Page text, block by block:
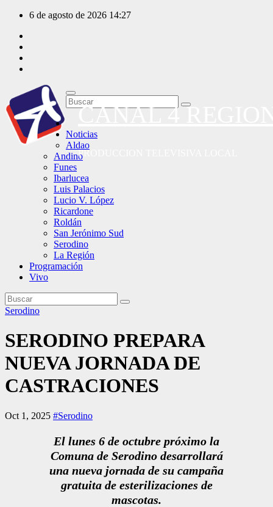
Saltar
contenido
6 de agosto de 2026 14:27
CANAL 4
PRODUCCION TELEVISIVA LOCAL
Noticias
Aldao
Andino
Funes
Ibarlucea
Luis Palacios
Lucio V. López
Ricardone
Roldán
San Jerónimo Sud
Serodino
La Región
Programación
Vivo
Serodino
SERODINO PREPARA
NUEVA JORNADA DE
CASTRACIONES
Oct 1, 2025 #Serodino
El lunes 6 de octubre próximo la
Comuna de Serodino desarrollará
una nueva jornada de su campaña
gratuita de esterilizaciones de
mascotas.